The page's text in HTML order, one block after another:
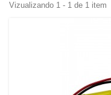
Vizualizando 1 - 1 de 1 item